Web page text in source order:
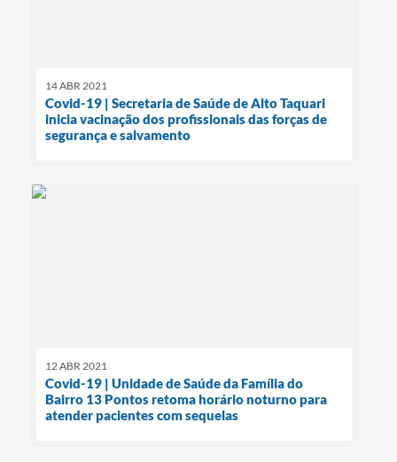
14 ABR 2021
Covid-19 | Secretaria de Saúde de Alto Taquari
inicia vacinação dos profissionais das forças de
segurança e salvamento
12 ABR 2021
Covid-19 | Unidade de Saúde da Família do
Bairro 13 Pontos retoma horário noturno para
atender pacientes com sequelas